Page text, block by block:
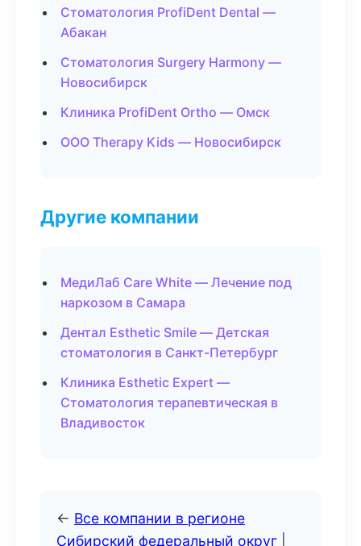
Стоматология ProfiDent Dental —
Абакан
Стоматология Surgery Harmony —
Новосибирск
Клиника ProfiDent Ortho — Омск
ООО Therapy Kids — Новосибирск
Другие компании
МедиЛаб Care White — Лечение под
наркозом в Самара
Дентал Esthetic Smile — Детская
стоматология в Санкт-Петербург
Клиника Esthetic Expert —
Стоматология терапевтическая в
Владивосток
← Все компании в регионе
Сибирский федеральный округ